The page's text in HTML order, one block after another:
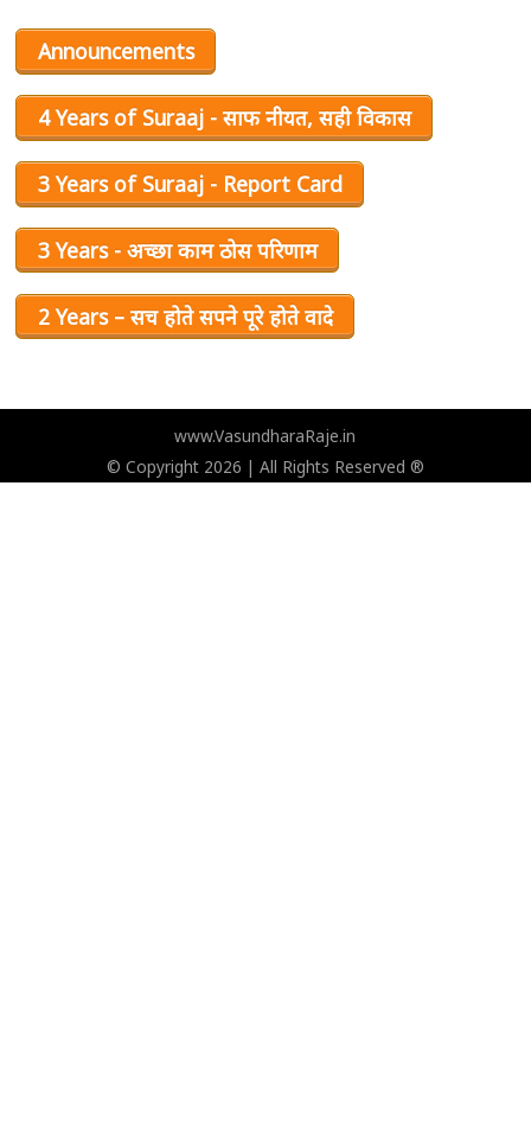
Announcements
4 Years of Suraaj - साफ नीयत, सही विकास
3 Years of Suraaj - Report Card
3 Years - अच्छा काम ठोस परिणाम
2 Years – सच होते सपने पूरे होते वादे
www.VasundharaRaje.in
© Copyright 2026 | All Rights Reserved ®